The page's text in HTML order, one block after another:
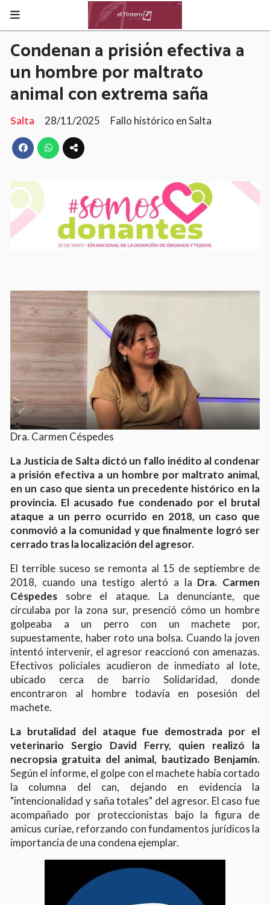
Condenan a prisión efectiva a
un hombre por maltrato
animal con extrema saña
Salta 28/11/2025 Fallo histórico en Salta
Dra. Carmen Céspedes
La Justicia de Salta dictó un fallo inédito al condenar
a prisión efectiva a un hombre por maltrato animal,
en un caso que sienta un precedente histórico en la
provincia. El acusado fue condenado por el brutal
ataque a un perro ocurrido en 2018, un caso que
conmovió a la comunidad y que finalmente logró ser
cerrado tras la localización del agresor.
El terrible suceso se remonta al 15 de septiembre de
2018, cuando una testigo alertó a la Dra. Carmen
Céspedes sobre el ataque. La denunciante, que
circulaba por la zona sur, presenció cómo un hombre
golpeaba a un perro con un machete por,
supuestamente, haber roto una bolsa. Cuando la joven
intentó intervenir, el agresor reaccionó con amenazas.
Efectivos policiales acudieron de inmediato al lote,
ubicado cerca de barrio Solidaridad, donde
encontraron al hombre todavía en posesión del
machete.
La brutalidad del ataque fue demostrada por el
veterinario Sergio David Ferry, quien realizó la
necropsia gratuita del animal, bautizado Benjamín.
Según el informe, el golpe con el machete había cortado
la columna del can, dejando en evidencia la
"intencionalidad y saña totales" del agresor. El caso fue
acompañado por proteccionistas bajo la figura de
amicus curiae, reforzando con fundamentos jurídicos la
importancia de una condena ejemplar.